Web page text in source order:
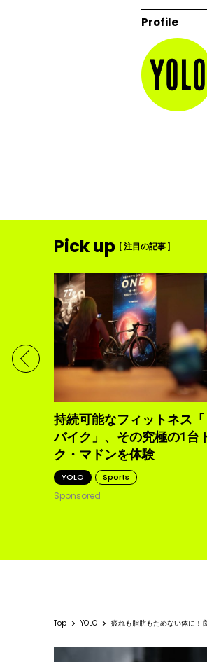
Profile
Pick up [ 注目の記事 ]
現す
持続可能なフィットネス
バイク」、その究極の1台
ク・マドンを体験
YOLO Sports
Sponsored
Top YOLO 疲れも脂肪もためない体に！